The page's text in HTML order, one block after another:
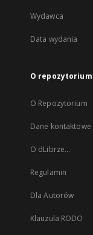
Wydawca
Data wydania
O repozytorium
O Repozytorium
Dane kontaktowe
O dLibrze...
Regulamin
Dla Autorów
Klauzula RODO